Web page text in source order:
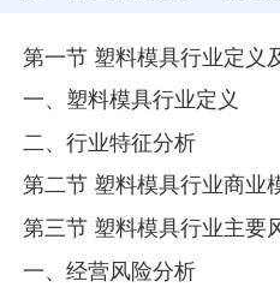
第一节 塑料模具行业定义
一、塑料模具行业定义
二、行业特征分析
第二节 塑料模具行业商业
第三节 塑料模具行业主要
一、经营风险分析